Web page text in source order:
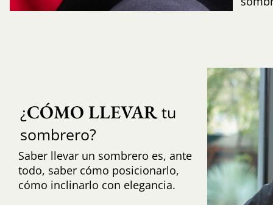
¿CÓMO LLEVARtu
sombrero?
Saber llevar un sombrero es, ante
todo, saber cómo posicionarlo,
cómo inclinarlo con elegancia.